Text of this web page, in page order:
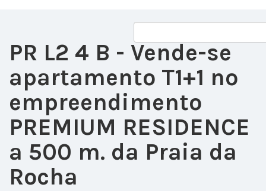
PR L2 4 B - Vende-se
apartamento T1+1 no
empreendimento
PREMIUM RESIDENCE
a 500 m. da Praia da
Rocha